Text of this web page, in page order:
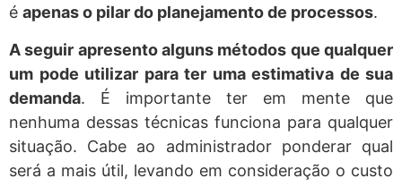
é apenas o pilar do planejamento de processos.
A seguir apresento alguns métodos que qualquer
um pode utilizar para ter uma estimativa de sua
demanda. É importante ter em mente que
nenhuma dessas técnicas funciona para qualquer
situação. Cabe ao administrador ponderar qual
será a mais útil, levando em consideração o custo